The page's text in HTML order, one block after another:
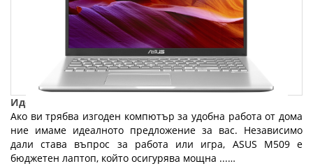
Идеалният бюджетен лаптоп за работа от вкъщи
Ако ви трябва изгоден компютър за удобна работа от дома
ние имаме идеалното предложение за вас. Независимо
дали става въпрос за работа или игра, ASUS M509 е
бюджетен лаптоп, който осигурява мощна ...…